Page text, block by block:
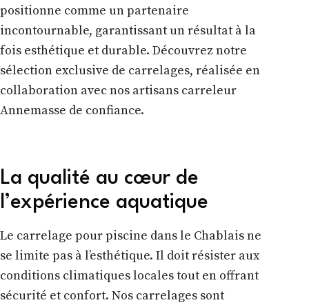
positionne comme un partenaire
incontournable, garantissant un résultat à la
fois esthétique et durable. Découvrez notre
sélection exclusive de carrelages, réalisée en
collaboration avec nos artisans carreleur
Annemasse de confiance.
La qualité au cœur de
l’expérience aquatique
Le carrelage pour piscine dans le Chablais ne
se limite pas à l’esthétique. Il doit résister aux
conditions climatiques locales tout en offrant
sécurité et confort. Nos carrelages sont